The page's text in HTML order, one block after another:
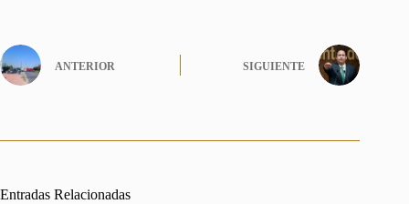
ANTERIOR SIGUIENTE
Entradas Relacionadas